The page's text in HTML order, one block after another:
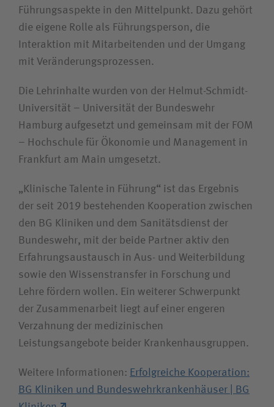
Führungsaspekte in den Mittelpunkt. Dazu gehört
die eigene Rolle als Führungsperson, die
Interaktion mit Mitarbeitenden und der Umgang
mit Veränderungsprozessen.
Die Lehrinhalte wurden von der Helmut-Schmidt-
Universität – Universität der Bundeswehr
Hamburg aufgesetzt und gemeinsam mit der FOM
– Hochschule für Ökonomie und Management in
Frankfurt am Main umgesetzt.
„Klinische Talente in Führung“ ist das Ergebnis
der seit 2019 bestehenden Kooperation zwischen
den BG Kliniken und dem Sanitätsdienst der
Bundeswehr, mit der beide Partner aktiv den
Erfahrungsaustausch in Aus- und Weiterbildung
sowie den Wissenstransfer in Forschung und
Lehre fördern wollen. Ein weiterer Schwerpunkt
der Zusammenarbeit liegt auf einer engeren
Verzahnung der medizinischen
Leistungsangebote beider Krankenhausgruppen.
Weitere Informationen: Erfolgreiche Kooperation:
BG Kliniken und Bundeswehrkrankenhäuser | BG